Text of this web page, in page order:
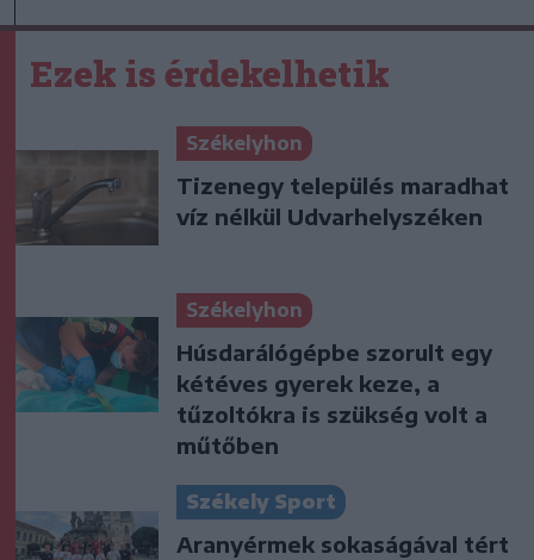
Ezek is érdekelhetik
Székelyhon
Tizenegy település maradhat
víz nélkül Udvarhelyszéken
Székelyhon
Húsdarálógépbe szorult egy
kétéves gyerek keze, a
tűzoltókra is szükség volt a
műtőben
Székely Sport
Aranyérmek sokaságával tért